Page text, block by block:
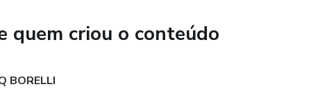
quem criou o conteúdo
BORELLI